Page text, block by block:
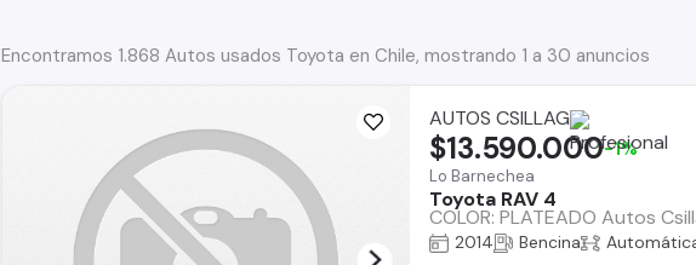
Encontramos 1.868 Autos usados Toyota en Chile, mostrando 1 a 30 anuncios
AUTOS CSILLAG
Lo Barnechea
Toyota RAV 4
COLOR: PLATEADO Autos
$13.590.000-1%
2014 Bencina